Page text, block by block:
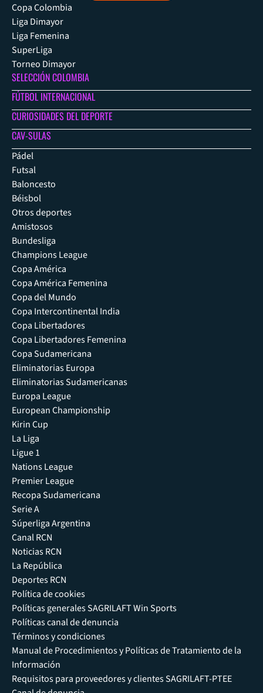
Copa Colombia
Liga Dimayor
Liga Femenina
SuperLiga
Torneo Dimayor
SELECCIÓN COLOMBIA
FÚTBOL INTERNACIONAL
CURIOSIDADES DEL DEPORTE
CAV-SULAS
Pádel
Futsal
Baloncesto
Béisbol
Otros deportes
Amistosos
Bundesliga
Champions League
Copa América
Copa América Femenina
Copa del Mundo
Copa Intercontinental India
Copa Libertadores
Copa Libertadores Femenina
Copa Sudamericana
Eliminatorias Europa
Eliminatorias Sudamericanas
Europa League
European Championship
Kirin Cup
La Liga
Ligue 1
Nations League
Premier League
Recopa Sudamericana
Serie A
Súperliga Argentina
Canal RCN
Noticias RCN
La República
Deportes RCN
Política de cookies
Políticas generales SAGRILAFT Win Sports
Políticas canal de denuncia
Términos y condiciones
Manual de Procedimientos y Políticas de Tratamiento de la
Información
Requisitos para proveedores y clientes SAGRILAFT-PTEE